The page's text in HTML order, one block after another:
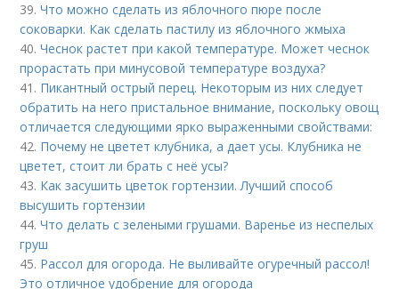
39.Что можно сделать из яблочного пюре после
соковарки. Как сделать пастилу из яблочного жмыха
40.Чеснок растет при какой температуре. Может чеснок
прорастать при минусовой температуре воздуха?
41. Пикантный острый перец. Некоторым из них следует
обратить на него пристальное внимание, поскольку овощ
отличается следующими ярко выраженными свойствами:
42. Почему не цветет клубника, а дает усы. Клубника не
цветет, стоит ли брать с неё усы?
43. Как засушить цветок гортензии. Лучший способ
высушить гортензии
44.Что делать с зелеными грушами. Варенье из неспелых
груш
45. Рассол для огорода. Не выливайте огуречный рассол!
Это отличное удобрение для огорода